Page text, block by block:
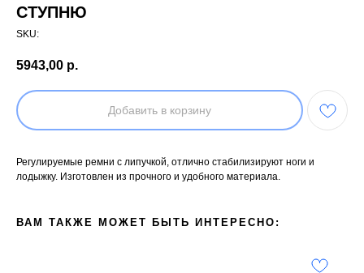
СТУПНЮ
SKU:
5943,00 р.
Добавить в корзину
Регулируемые ремни с липучкой, отлично стабилизируют ноги и
лодыжку. Изготовлен из прочного и удобного материала.
ВАМ ТАКЖЕ МОЖЕТ БЫТЬ ИНТЕРЕСНО: